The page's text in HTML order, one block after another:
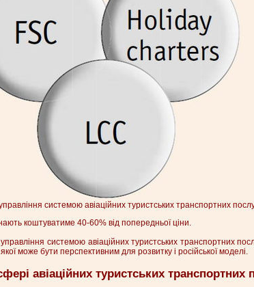
системою авіаційних туристських транспортних
коштуватиме 40-60% від попередньої ціни.
системою авіаційних туристських транспортних
може бути перспективним для розвитку і російської моделі.
авіаційних туристських транспортних